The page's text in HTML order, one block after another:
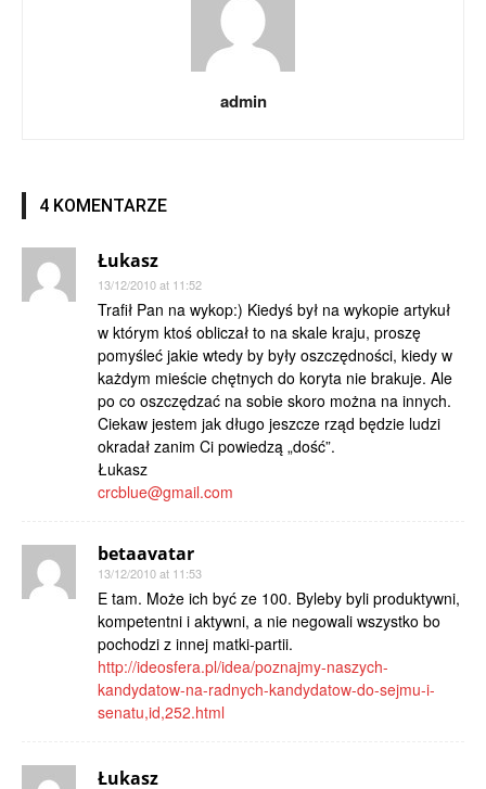
admin
4 KOMENTARZE
Łukasz
13/12/2010 at 11:52
Trafił Pan na wykop:) Kiedyś był na wykopie artykuł
w którym ktoś obliczał to na skale kraju, proszę
pomyśleć jakie wtedy by były oszczędności, kiedy w
każdym mieście chętnych do koryta nie brakuje. Ale
po co oszczędzać na sobie skoro można na innych.
Ciekaw jestem jak długo jeszcze rząd będzie ludzi
okradał zanim Ci powiedzą „dość”.
Łukasz
crcblue@gmail.com
betaavatar
13/12/2010 at 11:53
E tam. Może ich być ze 100. Byleby byli produktywni,
kompetentni i aktywni, a nie negowali wszystko bo
pochodzi z innej matki-partii.
http://ideosfera.pl/idea/poznajmy-naszych-
kandydatow-na-radnych-kandydatow-do-sejmu-i-
senatu,id,252.html
Łukasz